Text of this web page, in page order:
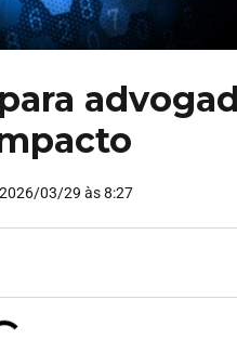
2026/03/29 às 8:27